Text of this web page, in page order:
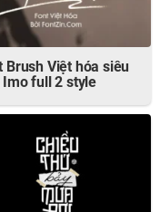
Brush Việt hóa siêu
Imo full 2 style